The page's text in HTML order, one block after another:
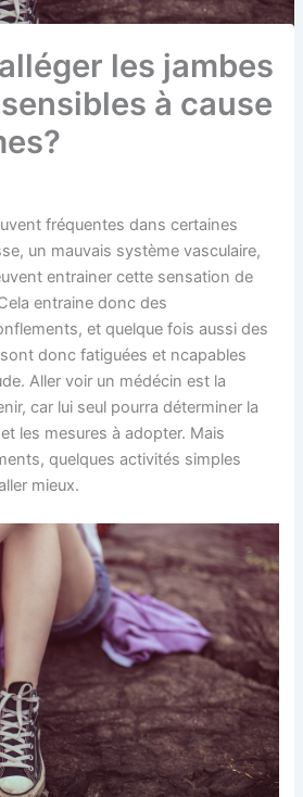
les jambes
à cause
fréquentes dans certaines
un mauvais système vasculaire,
entrainer cette sensation de
entraine donc des
et quelque fois aussi des
donc fatiguées et ncapables
Aller voir un médécin est la
car lui seul pourra déterminer la
les mesures à adopter. Mais
quelques activités simples
mieux.